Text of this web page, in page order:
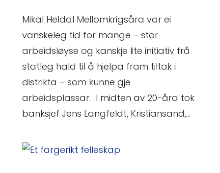
Mikal Heldal Mellomkrigsåra var ei
vanskeleg tid for mange – stor
arbeidsløyse og kanskje lite initiativ frå
statleg hald til å hjelpa fram tiltak i
distrikta – som kunne gje
arbeidsplassar. I midten av 20-åra tok
banksjef Jens Langfeldt, Kristiansand,...